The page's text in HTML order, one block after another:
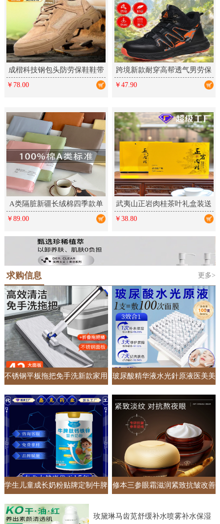
成楷科技钢包头防劳保鞋鞋带
反绒皮凯夫拉中底防刺橡胶工
￥78.00
跨境新款耐穿高帮透气男劳保
鞋防滑厨师轻便舒适防砸防刺
￥47.90
A类隔脏新疆长绒棉四季款单
件床单床笠床上铺盖单品全棉
￥89.00
武夷山正岩肉桂茶叶礼盒装送
礼乌龙茶新茶大红袍岩茶高档
￥38.80
求购信息 更多>
不锈钢平板拖把免手洗新款家用
一拖净懒人加大加宽吸水拖地神
器
玻尿酸精华液水光針原液医美美
容院专供面部护肤套盒居家收缩
毛孔
学生儿童成长奶粉贴牌定制牛脾
肽钙铁锌调制乳粉高钙牛奶粉
修本三参眼霜滋润紧致抗皱改善
发
玫黛琳马齿苋舒缓补水喷雾补水保湿